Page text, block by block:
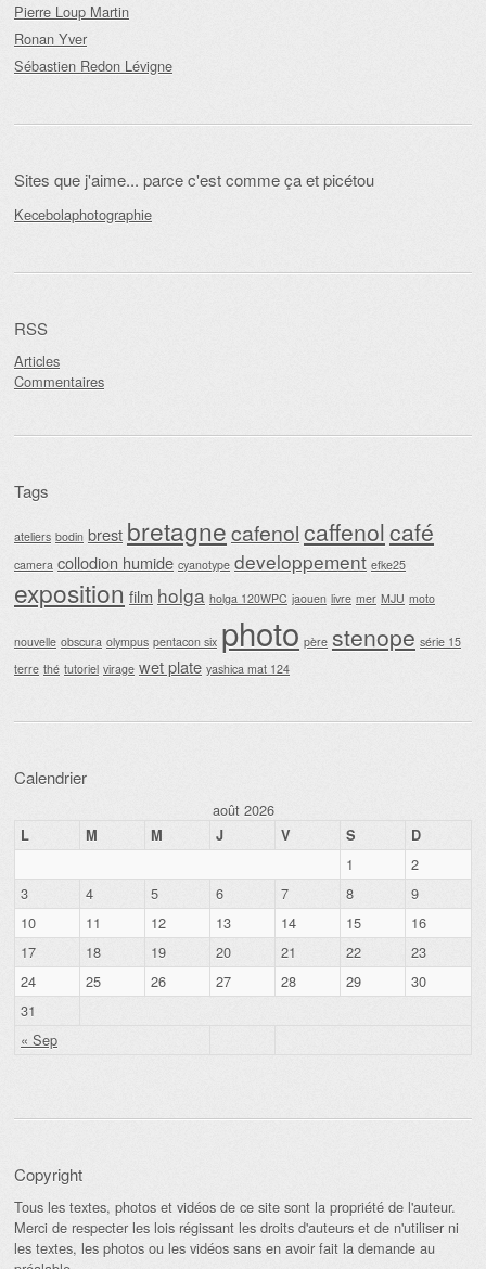
Pierre Loup Martin
Ronan Yver
Sébastien Redon Lévigne
Sites que j'aime... parce c'est comme ça et picétou
Kecebolaphotographie
RSS
Articles
Commentaires
Tags
ateliers bodin brest bretagnecafenolcaffenolcafé
camera collodion humide cyanotype developpement efke25
exposition film holga holga 120WPC jaouen livre mer MJU moto
nouvelle obscura olympus pentacon six photo père stenope série 15
terre thé tutoriel virage wet plate yashica mat 124
Calendrier
août 2026
L M M J V S D
« Sep
1
2
3
4 5 6 7 8
9
10
11 12 13 14 15
16
17
18 19 20 21 22
23
24
25 26 27 28 29
30
31
Copyright
Tous les textes, photos et vidéos de ce site sont la propriété de l'auteur.
Merci de respecter les lois régissant les droits d'auteurs et de n'utiliser ni
les textes, les photos ou les vidéos sans en avoir fait la demande au